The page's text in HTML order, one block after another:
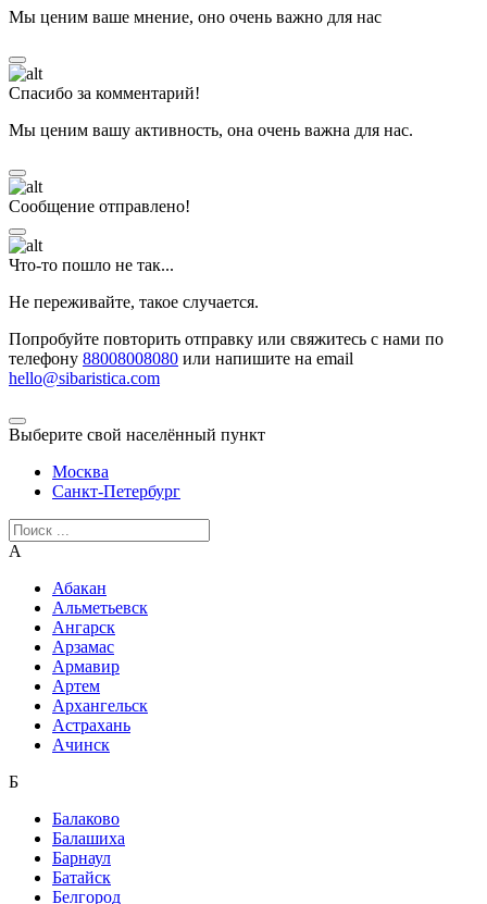
Мы ценим ваше мнение, оно очень важно для нас
Спасибо за комментарий!
Мы ценим вашу активность, она очень важна для нас.
Сообщение отправлено!
Что-то пошло не так...
Не переживайте, такое случается.
Попробуйте повторить отправку или свяжитесь с нами по
телефону 88008008080 или напишите на email
hello@sibaristica.com
Выберите свой населённый пункт
Москва
Санкт-Петербург
А
Абакан
Альметьевск
Ангарск
Арзамас
Армавир
Артем
Архангельск
Астрахань
Ачинск
Б
Балаково
Балашиха
Барнаул
Батайск
Белгород